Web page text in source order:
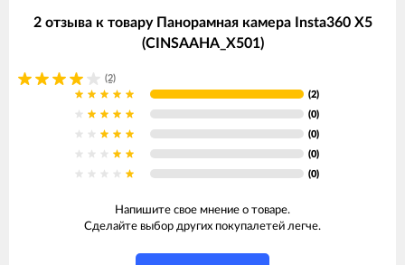
2 отзыва к товару Панорамная камера Insta360 X5
(CINSAAHA_X501)
(2)
(2)
(0)
(0)
(0)
(0)
Напишите свое мнение о товаре.
Сделайте выбор других покупалетей легче.